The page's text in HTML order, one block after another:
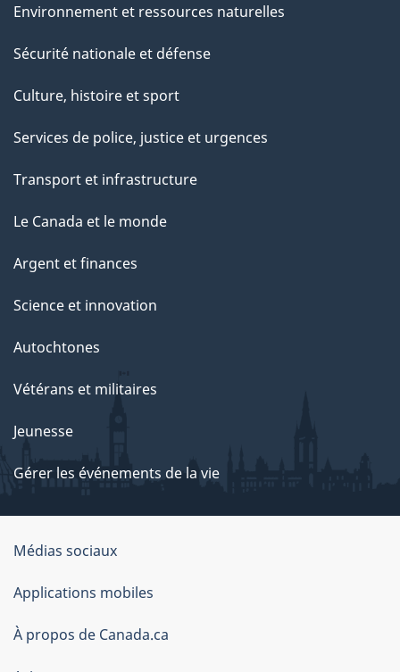
Environnement et ressources naturelles
Sécurité nationale et défense
Culture, histoire et sport
Services de police, justice et urgences
Transport et infrastructure
Le Canada et le monde
Argent et finances
Science et innovation
Autochtones
Vétérans et militaires
Jeunesse
Gérer les événements de la vie
Organisation
du
gouvernement
du
Canada
Médias sociaux
Applications mobiles
À propos de Canada.ca